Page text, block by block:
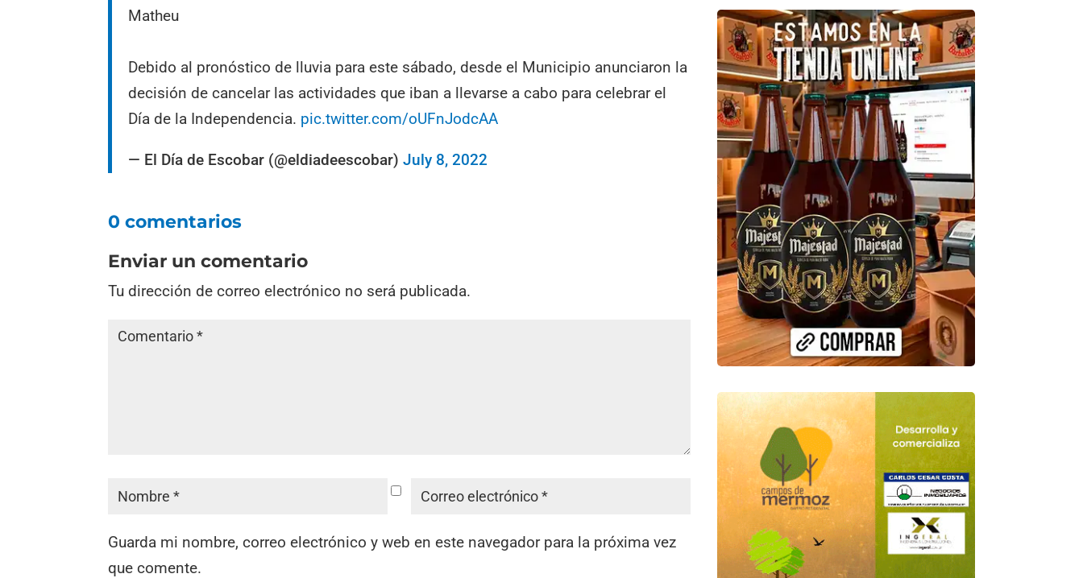
Matheu
Debido al pronóstico de lluvia para este sábado, desde el Municipio anunciaron la
decisión de cancelar las actividades que iban a llevarse a cabo para celebrar el
Día de la Independencia. pic.twitter.com/oUFnJodcAA
— El Día de Escobar (@eldiadeescobar)July 8, 2022
0 comentarios
Enviar un comentario
Tu dirección de correo electrónico no será publicada.
Guarda mi nombre, correo electrónico y web en este navegador para la próxima vez
que comente.